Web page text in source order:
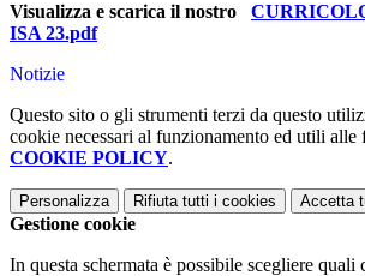
Visualizza e scarica il nostro
ISA 23.pdf
Notizie
Questo sito o gli strumenti terzi da questo
cookie necessari al funzionamento ed utili alle
COOKIE POLICY.
Personalizza Rifiuta tutti i cookies Accetta
Gestione cookie
In questa schermata è possibile scegliere quali